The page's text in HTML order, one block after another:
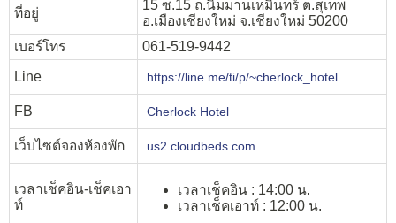
ที่อยู่
15 ซ.15 ถ.นิมมานเหมินทร์ ต.สุเทพ
อ.เมืองเชียงใหม่ จ.เชียงใหม่ 50200
เบอร์โทร
061-519-9442
Line
https://line.me/ti/p/~cherlock_hotel
FB Cherlock Hotel
เว็บไซต์จองห้องพัก us2.cloudbeds.com
เวลาเช็คอิน-เช็คเอา
ท์
เวลาเช็คอิน : 14:00 น.
เวลาเช็คเอาท์ : 12:00 น.